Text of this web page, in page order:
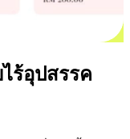
ร้อุปสรรค